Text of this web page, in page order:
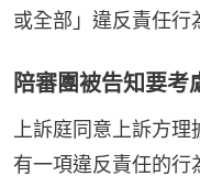
或全部」違反責任行
陪審團被告知要考
上訴庭同意上訴方理
有一項違反責任的行